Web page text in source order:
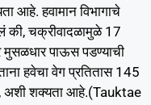
आहे. हवामान विभागाचे
की, चक्रीवादळामुळे 17
मुसळधार पाऊस पडण्याची
हवेचा वेग प्रतितास 145
अशी शक्यता आहे.(Tauktae